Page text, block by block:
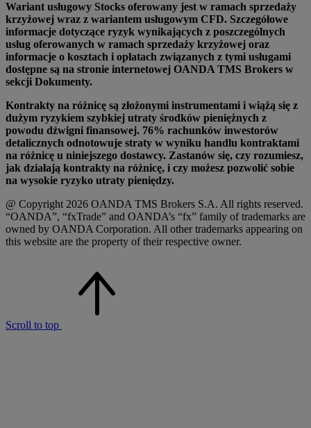
Wariant usługowy Stocks oferowany jest w ramach sprzedaży
krzyżowej wraz z wariantem usługowym CFD. Szczegółowe
informacje dotyczące ryzyk wynikających z poszczególnych
usług oferowanych w ramach sprzedaży krzyżowej oraz
informacje o kosztach i opłatach związanych z tymi usługami
dostępne są na stronie internetowej OANDA TMS Brokers w
sekcji Dokumenty.
Kontrakty na różnicę są złożonymi instrumentami i wiążą się z
dużym ryzykiem szybkiej utraty środków pieniężnych z
powodu dźwigni finansowej. 76% rachunków inwestorów
detalicznych odnotowuje straty w wyniku handlu kontraktami
na różnicę u niniejszego dostawcy. Zastanów się, czy rozumiesz,
jak działają kontrakty na różnicę, i czy możesz pozwolić sobie
na wysokie ryzyko utraty pieniędzy.
@ Copyright 2026 OANDA TMS Brokers S.A. All rights reserved.
“OANDA”, “fxTrade” and OANDA’s “fx” family of trademarks are
owned by OANDA Corporation. All other trademarks appearing on
this website are the property of their respective owner.
Scroll to top